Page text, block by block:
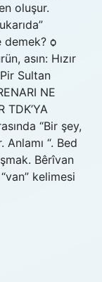
oluşur.
demek? ѻ
asın: Hızır
Sultan
NE
TDK’YA
“Bir şey,
“. Bed
Bêrîvan
kelimesi